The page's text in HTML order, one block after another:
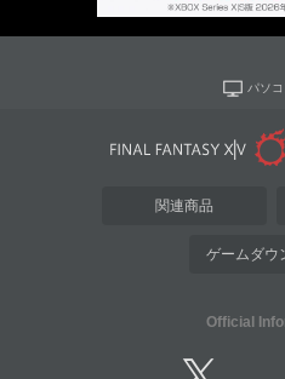
パソ
関連商品
ゲームダウ
Official